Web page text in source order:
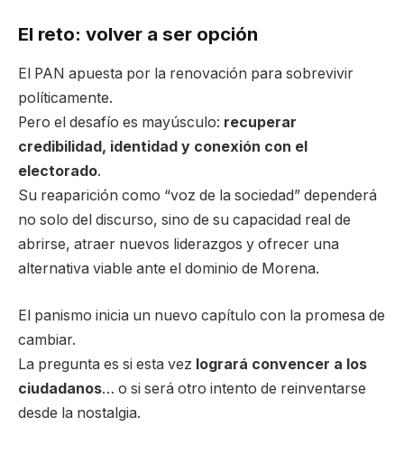
El reto: volver a ser opción
El PAN apuesta por la renovación para sobrevivir
políticamente.
Pero el desafío es mayúsculo: recuperar
credibilidad, identidad y conexión con el
electorado.
Su reaparición como “voz de la sociedad” dependerá
no solo del discurso, sino de su capacidad real de
abrirse, atraer nuevos liderazgos y ofrecer una
alternativa viable ante el dominio de Morena.
El panismo inicia un nuevo capítulo con la promesa de
cambiar.
La pregunta es si esta vez logrará convencer a los
ciudadanos… o si será otro intento de reinventarse
desde la nostalgia.